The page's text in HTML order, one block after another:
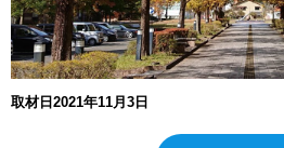
取材日2021年11月3日